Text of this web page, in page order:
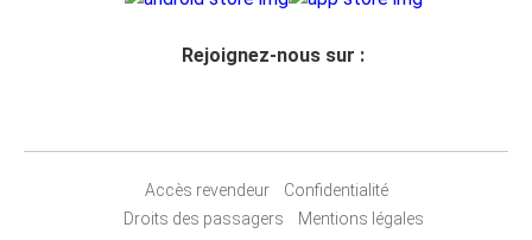
Rejoignez-nous sur :
Accès revendeur
Confidentialité
Droits des passagers
Mentions légales